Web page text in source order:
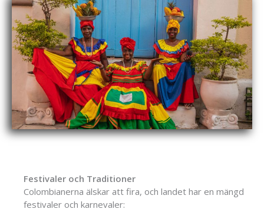
Festivaler och Traditioner
Colombianerna älskar att fira, och landet har en mängd
festivaler och karnevaler: